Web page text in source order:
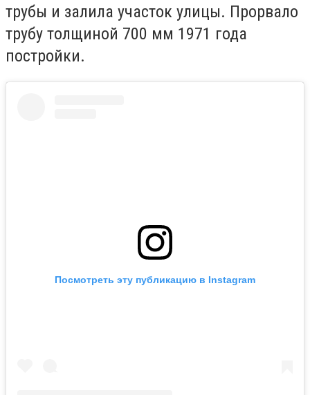
трубы и залила участок улицы. Прорвало
трубу толщиной 700 мм 1971 года
постройки.
Посмотреть эту публикацию в Instagram